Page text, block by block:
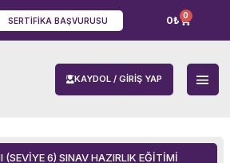
SERTIFIKA BAŞVURUSU 0₺ 0
KAYDOL / GIRIŞ YAP
(SEVIYE 6) SINAV HAZIRLIK EĞITIMI